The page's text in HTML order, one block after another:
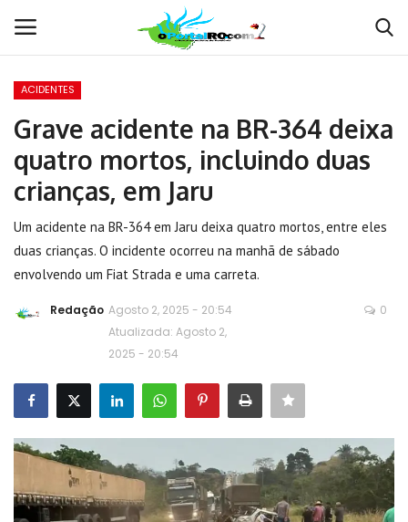
Home
POLÍTICA
Contato
MUNDO
ACIDENTES
Grave acidente na BR-364 deixa
quatro mortos, incluindo duas
crianças, em Jaru
Um acidente na BR-364 em Jaru deixa quatro mortos, entre eles
duas crianças. O incidente ocorreu na manhã de sábado
envolvendo um Fiat Strada e uma carreta.
Redação Agosto 2, 2025 - 20:54
Atualizada: Agosto 2,
2025 - 20:54
0